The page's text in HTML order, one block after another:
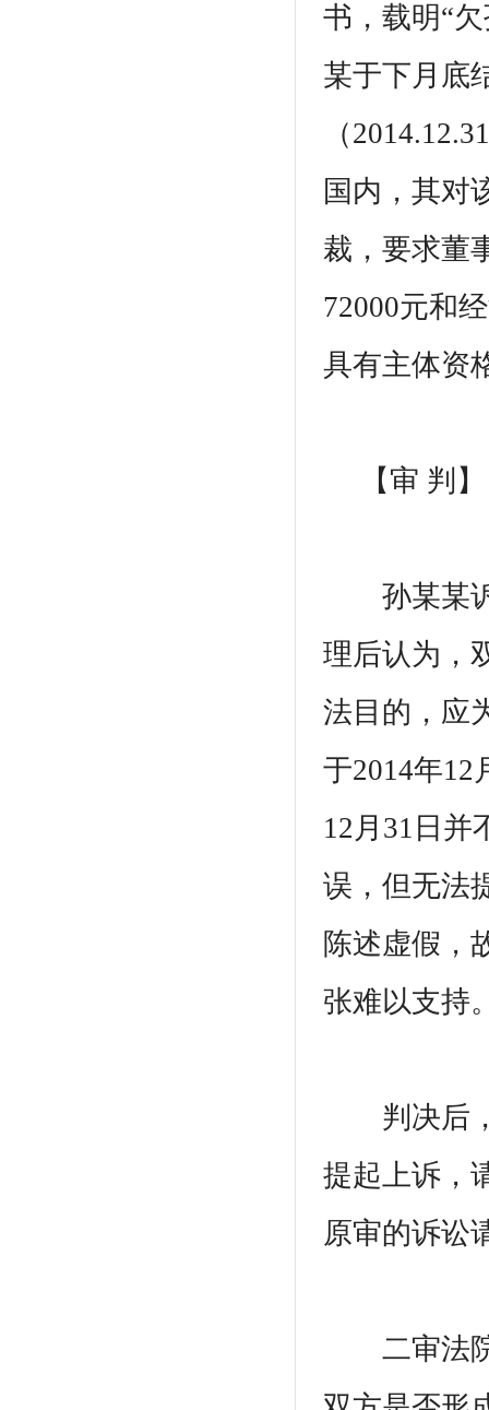
书，载明“
某于下月底
（
国内，其对
裁，要求董
72000元和
具有主体资
【审 判】
孙某某诉
理后认为，
法目的，应
于2014年12
12月31日并
误，但无法
陈述虚假，
张难以支持
判决后，
提起上诉，
原审的诉讼
二审法院